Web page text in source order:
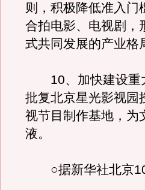
则，积极降低准入门
合拍电影、电视剧，
式共同发展的产业格
10、加快建设重
批复北京星光影视园
视节目制作基地，为
液。
○据新华社北京